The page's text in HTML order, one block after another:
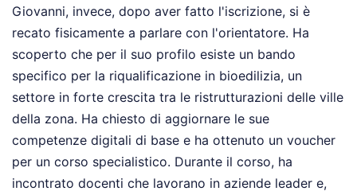
Giovanni, invece, dopo aver fatto l'iscrizione, si è
recato fisicamente a parlare con l'orientatore. Ha
scoperto che per il suo profilo esiste un bando
specifico per la riqualificazione in bioedilizia, un
settore in forte crescita tra le ristrutturazioni delle ville
della zona. Ha chiesto di aggiornare le sue
competenze digitali di base e ha ottenuto un voucher
per un corso specialistico. Durante il corso, ha
incontrato docenti che lavorano in aziende leader e,